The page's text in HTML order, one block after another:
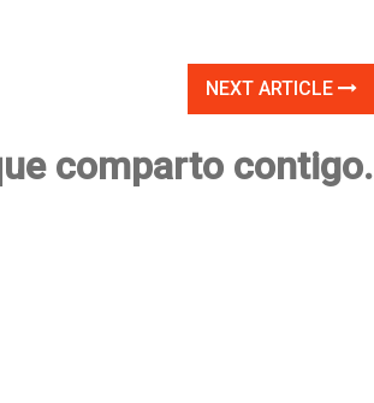
NEXT ARTICLE
comparto contigo.